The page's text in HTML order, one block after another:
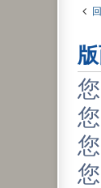
您
您
您
您